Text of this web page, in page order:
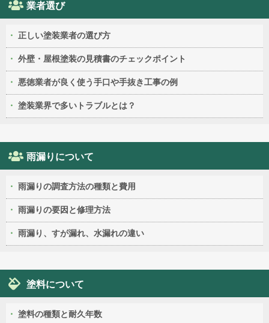
業者選び
正しい塗装業者の選び方
外壁・屋根塗装の見積書のチェックポイント
悪徳業者が良く使う手口や手抜き工事の例
塗装業界で多いトラブルとは？
雨漏りについて
雨漏りの調査方法の種類と費用
雨漏りの要因と修理方法
雨漏り、すが漏れ、水漏れの違い
塗料について
塗料の種類と耐久年数